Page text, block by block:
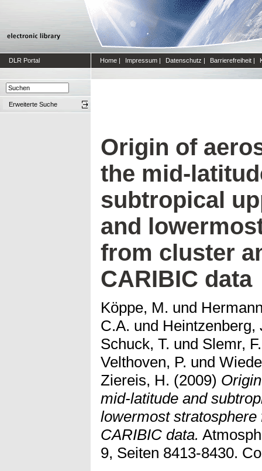
DLR Portal Home | Impressum | Datenschutz | Barrierefreiheit |
Erweiterte Suche
Origin of
the mid-
subtropical
and
from cluster
CARIBIC data
Köppe, M. und
C.A. und Heintzenberg,
Schuck, T. und Slemr, F.
Velthoven, P. und
Ziereis, H. (2009)
mid-latitude and
lowermost
CARIBIC data.
9, Seiten 8413-8430.